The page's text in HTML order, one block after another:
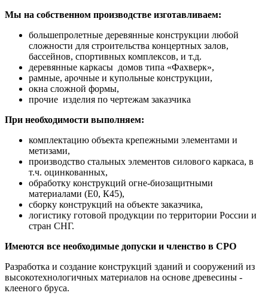
Мы на собственном производстве изготавливаем:
большепролетные деревянные конструкции любой
сложности для строительства концертных залов,
бассейнов, спортивных комплексов, и т.д.
деревянные каркасы домов типа «Фахверк»,
рамные, арочные и купольные конструкции,
окна сложной формы,
прочие изделия по чертежам заказчика
При необходимости выполняем:
комплектацию объекта крепежными элементами и
метизами,
производство стальных элементов силового каркаса, в
т.ч. оцинкованных,
обработку конструкций огне-биозащитными
материалами (Е0, К45),
сборку конструкций на объекте заказчика,
логистику готовой продукции по территории России и
стран СНГ.
Имеются все необходимые допуски и членство в СРО
Разработка и создание конструкций зданий и сооружений из
высокотехнологичных материалов на основе древесины -
клееного бруса.